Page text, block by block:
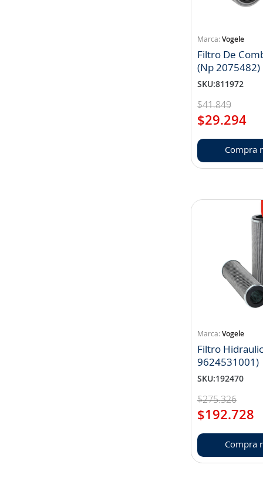
Vogele
Filtro De
(Np 2075482)
SKU:811972
$41.849
$29.294
Compra
Vogele
Filtro
9624531001)
SKU:192470
$275.326
$192.728
Compra